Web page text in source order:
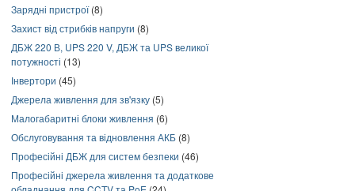
Зарядні пристрої(8)
Захист від стрибків напруги (8)
ДБЖ 220 В, UPS 220 V, ДБЖ та UPS великої
потужності (13)
Інвертори (45)
Джерела живлення для зв'язку (5)
Малогабаритні блоки живлення (6)
Обслуговування та відновлення АКБ (8)
Професійні ДБЖ для систем безпеки (46)
Професійні джерела живлення та додаткове